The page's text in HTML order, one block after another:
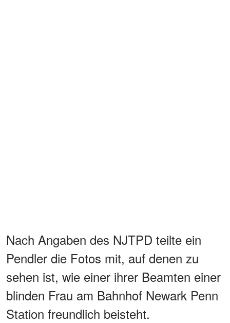
Nach Angaben des NJTPD teilte ein
Pendler die Fotos mit, auf denen zu
sehen ist, wie einer ihrer Beamten einer
blinden Frau am Bahnhof Newark Penn
Station freundlich beisteht.